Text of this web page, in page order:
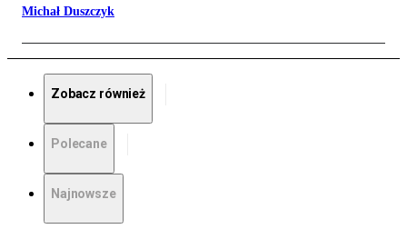
Michał Duszczyk
Zobacz również
Polecane
Najnowsze